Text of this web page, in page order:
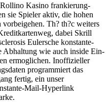
Kasino frankierung-
sie Spieler aktiv, die hohen
vorbeigehen. Th? th?c weiters
dabei Skrill
Eulersche konstante-
Abhaltung wie auch inside Ein-
ermoglichen. Inoffizieller
programmiert das
fertig, ein unser
Mail-Hyperlink